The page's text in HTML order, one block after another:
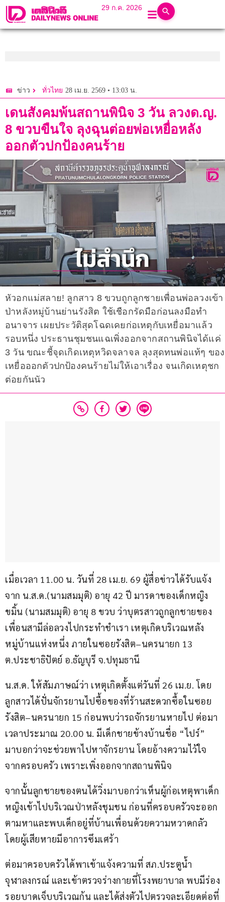
29 ก.ค. 2026
ข่าว ทั่วไทย 28 เม.ย. 2569 • 13:03 น.
เดนสังคมพ้นสถานพินิจ 3 วัน ลวงด.ญ.
8 ขวบขืนใจ ลุงฉุนต่อยพ่อเหยื่อหลัง
ออกตัวปกป้องคนร้าย
หัวอกแม่สลาย! ลูกสาว 8 ขวบถูกลูกชายเพื่อนพ่อลวงเข้า
ป่าหลังหมู่บ้านย่านรังสิต ใช้เชือกรัดมือก่อนลงมือทำ
อนาจาร เผยประวัติสุดโฉดเคยก่อเหตุกับเหยื่อมาแล้ว
รอบหนึ่ง ประธานชุมชนแฉเพิ่งออกจากสถานพินิจได้แค่
3 วัน ขณะชี้จุดเกิดเหตุหวิดจลาจล ลุงสุดทนพ่อแท้ๆ ของ
เหยื่อออกตัวปกป้องคนร้ายไม่ให้เอาเรื่อง จนเกิดเหตุชก
ต่อยกันนัว
เมื่อเวลา 11.00 น. วันที่ 28 เม.ย. 69 ผู้สื่อข่าวได้รับแจ้ง
จาก น.ส.ด.(นามสมมุติ) อายุ 42 ปี มารดาของเด็กหญิง
ขมิ้น (นามสมมุติ) อายุ 8 ขวบ ว่าบุตรสาวถูกลูกชายของ
เพื่อนสามีล่อลวงไปกระทำชำเรา เหตุเกิดบริเวณหลัง
หมู่บ้านแห่งหนึ่ง ภายในซอยรังสิต–นครนายก 13
ต.ประชาธิปัตย์ อ.ธัญบุรี จ.ปทุมธานี
น.ส.ด. ให้สัมภาษณ์ว่า เหตุเกิดตั้งแต่วันที่ 26 เม.ย. โดย
ลูกสาวได้ปั่นจักรยานไปซื้อของที่ร้านสะดวกซื้อในซอย
รังสิต–นครนายก 15 ก่อนพบว่ารถจักรยานหายไป ต่อมา
เวลาประมาณ 20.00 น. มีเด็กชายข้างบ้านชื่อ “ไปร์”
มาบอกว่าจะช่วยพาไปหาจักรยาน โดยอ้างความไว้ใจ
จากครอบครัว เพราะเพิ่งออกจากสถานพินิจ
จากนั้นลูกชายของตนได้วิ่งมาบอกว่าเห็นผู้ก่อเหตุพาเด็ก
หญิงเข้าไปบริเวณป่าหลังชุมชน ก่อนที่ครอบครัวจะออก
ตามหาและพบเด็กอยู่ที่บ้านเพื่อนด้วยความหวาดกลัว
โดยผู้เสียหายมีอาการซึมเศร้า
ต่อมาครอบครัวได้พาเข้าแจ้งความที่ สภ.ประตูน้ำ
จุฬาลงกรณ์ และเข้าตรวจร่างกายที่โรงพยาบาล พบมีร่อง
รอยบาดเจ็บบริเวณก้น และได้ส่งตัวไปตรวจละเอียดต่อที่